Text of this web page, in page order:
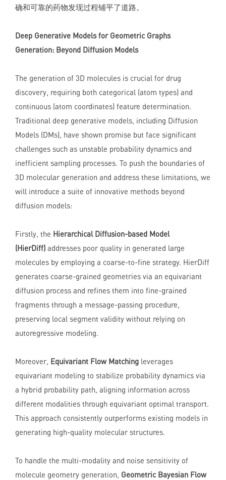
确和可靠的药物发现过程铺平了道路。
Deep Generative Models for Geometric Graphs
Generation: Beyond Diffusion Models
The generation of 3D molecules is crucial for drug
discovery, requiring both categorical (atom types) and
continuous (atom coordinates) feature determination.
Traditional deep generative models, including Diffusion
Models (DMs), have shown promise but face significant
challenges such as unstable probability dynamics and
inefficient sampling processes. To push the boundaries of
3D molecular generation and address these limitations, we
will introduce a suite of innovative methods beyond
diffusion models:
Firstly, the Hierarchical Diffusion-based Model
(HierDiff) addresses poor quality in generated large
molecules by employing a coarse-to-fine strategy. HierDiff
generates coarse-grained geometries via an equivariant
diffusion process and refines them into fine-grained
fragments through a message-passing procedure,
preserving local segment validity without relying on
autoregressive modeling.
Moreover, Equivariant Flow Matching leverages
equivariant modeling to stabilize probability dynamics via
a hybrid probability path, aligning information across
different modalities through equivariant optimal transport.
This approach consistently outperforms existing models in
generating high-quality molecular structures.
To handle the multi-modality and noise sensitivity of
molecule geometry generation, Geometric Bayesian Flow